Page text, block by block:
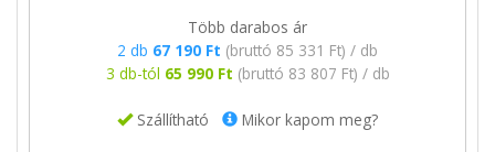
Több darabos ár
2 db 67 190 Ft (bruttó 85 331 Ft) / db
3 db-tól 65 990 Ft (bruttó 83 807 Ft) / db
Szállítható Mikor kapom meg?